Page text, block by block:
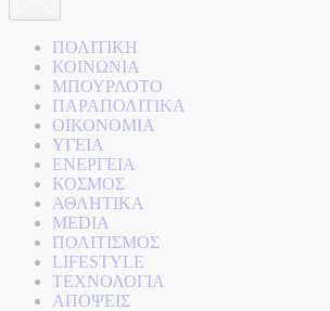
ΠΟΛΙΤΙΚΗ
ΚΟΙΝΩΝΙΑ
ΜΠΟΥΡΛΟΤΟ
ΠΑΡΑΠΟΛΙΤΙΚΑ
ΟΙΚΟΝΟΜΙΑ
ΥΓΕΙΑ
ΕΝΕΡΓΕΙΑ
ΚΟΣΜΟΣ
ΑΘΛΗΤΙΚΑ
MEDIA
ΠΟΛΙΤΙΣΜΟΣ
LIFESTYLE
ΤΕΧΝΟΛΟΓΙΑ
ΑΠΟΨΕΙΣ